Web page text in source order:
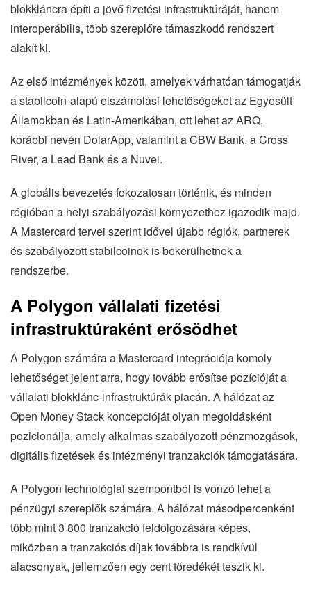
blokkláncra építi a jövő fizetési infrastruktúráját, hanem
interoperábilis, több szereplőre támaszkodó rendszert
alakít ki.
Az első intézmények között, amelyek várhatóan támogatják
a stabilcoin-alapú elszámolási lehetőségeket az Egyesült
Államokban és Latin-Amerikában, ott lehet az ARQ,
korábbi nevén DolarApp, valamint a CBW Bank, a Cross
River, a Lead Bank és a Nuvei.
A globális bevezetés fokozatosan történik, és minden
régióban a helyi szabályozási környezethez igazodik majd.
A Mastercard tervei szerint idővel újabb régiók, partnerek
és szabályozott stabilcoinok is bekerülhetnek a
rendszerbe.
A Polygon vállalati fizetési
infrastruktúraként erősödhet
A Polygon számára a Mastercard integrációja komoly
lehetőséget jelent arra, hogy tovább erősítse pozícióját a
vállalati blokklánc-infrastruktúrák piacán. A hálózat az
Open Money Stack koncepcióját olyan megoldásként
pozicionálja, amely alkalmas szabályozott pénzmozgások,
digitális fizetések és intézményi tranzakciók támogatására.
A Polygon technológiai szempontból is vonzó lehet a
pénzügyi szereplők számára. A hálózat másodpercenként
több mint 3 800 tranzakció feldolgozására képes,
miközben a tranzakciós díjak továbbra is rendkívül
alacsonyak, jellemzően egy cent töredékét teszik ki.